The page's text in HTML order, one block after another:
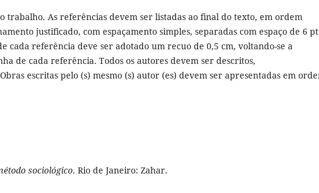
trabalho. As referências devem ser listadas ao final do texto, em ordem
justificado, com espaçamento simples, separadas com espaço de 6 pt
cada referência deve ser adotado um recuo de 0,5 cm, voltando-se a
de cada referência. Todos os autores devem ser descritos,
escritas pelo (s) mesmo (s) autor (es) devem ser apresentadas em
sociológico. Rio de Janeiro: Zahar.